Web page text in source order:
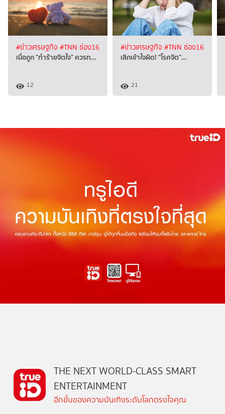
#ข่าวเศรษฐกิจ #TNN ช่อง16
เมื่อถูก "ทำร้ายจิตใจ" ควรท…
12
#ข่าวเศรษฐกิจ #TNN ช่อง16
เลิกเข้าใจผิด! "โรคจิต"…
21
THE NEXT WORLD-CLASS SMART
ENTERTAINMENT
อีกขั้นของความบันเทิงระดับโลกตรงใจคุณ